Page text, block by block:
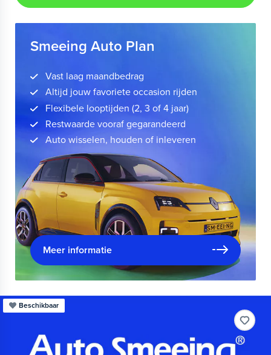
Smeeing Auto Plan
Vast laag maandbedrag
Altijd jouw favoriete occasion rijden
Flexibele looptijden (2, 3 of 4 jaar)
Restwaarde vooraf gegarandeerd
Auto wisselen, houden of inleveren
Meer informatie
Beschikbaar